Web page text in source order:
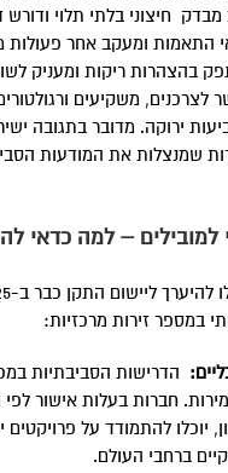
חיצוני בלתי תלוי ודורש
התאמות ומעקב אחר פעולות
בהצהרות ריקות ומעניק
לצרכנים, משקיעים
ירוקה. מדובר בתגובה
שמנצלות את המודעות
למובילים – למה כדאי
במספר זירות מרכזיות:
: הדרישות הסביבתיות
חברות בעלות אישור
יוכלו להתמודד על פרויקטים
ברחבי העולם.